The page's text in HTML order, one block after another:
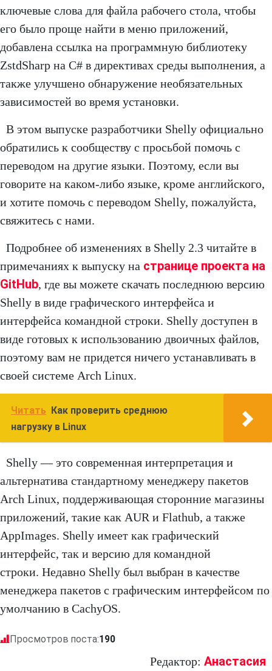
ключевые слова для файла рабочего стола, чтобы
его было проще найти в меню приложений,
добавлена ссылка на программную библиотеку
ZstdSharp на C# в директивах среды выполнения, а
также улучшено обнаружение необязательных
зависимостей во время установки.
В этом выпуске разработчики Shelly официально
обратились к сообществу с просьбой помочь с
переводом на другие языки. Поэтому, если вы
говорите на каком-либо языке, кроме английского,
и хотите помочь с переводом Shelly, пожалуйста,
свяжитесь с нами.
Подробнее об изменениях в Shelly 2.3 читайте в
примечаниях к выпуску на странице проекта на
GitHub, где вы можете скачать последнюю версию
Shelly в виде графического интерфейса и
интерфейса командной строки. Shelly доступен в
виде готовых к использованию двоичных файлов,
поэтому вам не придется ничего устанавливать в
своей системе Arch Linux.
Читать
Как проверить среднюю
нагрузку в Linux
Shelly — это современная интерпретация и
альтернатива стандартному менеджеру пакетов
Arch Linux, поддерживающая сторонние магазины
приложений, такие как AUR и Flathub, а также
AppImages. Shelly имеет как графический
интерфейс, так и версию для командной
строки. Недавно Shelly был выбран в качестве
менеджера пакетов с графическим интерфейсом по
умолчанию в CachyOS.
Просмотров поста:190
Редактор: Анастасия